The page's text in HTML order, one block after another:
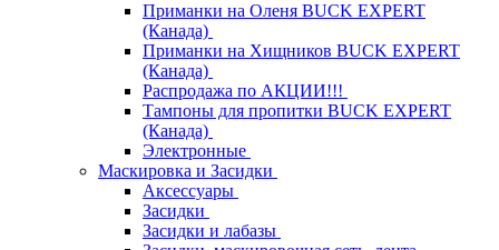
Приманки на Оленя BUCK EXPERT
(Канада)
Приманки на Хищников BUCK EXPERT
(Канада)
Распродажа по АКЦИИ!!!
Тампоны для пропитки BUCK EXPERT
(Канада)
Электронные
Маскировка и Засидки
Аксессуары
Засидки
Засидки и лабазы